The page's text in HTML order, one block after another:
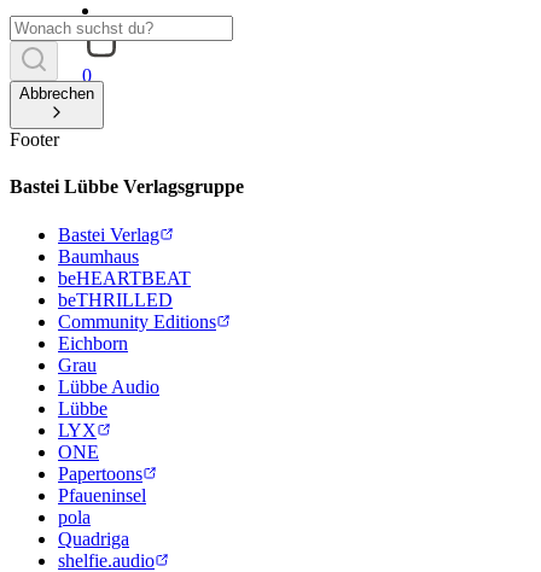
0
Abbrechen
Footer
Bastei Lübbe Verlagsgruppe
Bastei Verlag
Baumhaus
beHEARTBEAT
beTHRILLED
Community Editions
Eichborn
Grau
Lübbe Audio
Lübbe
LYX
ONE
Papertoons
Pfaueninsel
pola
Quadriga
shelfie.audio